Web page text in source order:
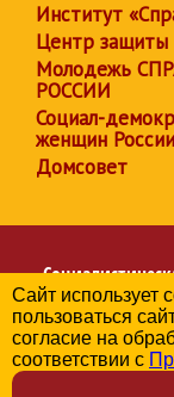
Институт
Центр защиты
Молодежь
РОССИИ
Социал-
женщин России
Домсовет
Региональное
Политика в
Сайт
пользоваться
согласие на
соответствии с